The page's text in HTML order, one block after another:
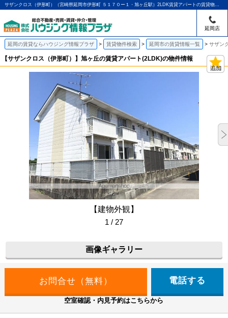
サザンクロス（伊形町）（宮崎県延岡市伊形町 ５１７０ー１・旭ヶ丘駅）2LDK賃貸アパートの賃貸物件情報｜アパマンショップ延岡店｜ハウジング情報プラザ
延岡店
延岡の賃貸ならハウジング情報プラザ 賃貸物件検索 延岡市の賃貸情報一覧 サザン
【サザンクロス（伊形町）】旭ヶ丘の賃貸アパート(2LDK)の物件情報
【建物外観】
1 / 27
画像ギャラリー
電話する
空室確認・内見予約はこちらから